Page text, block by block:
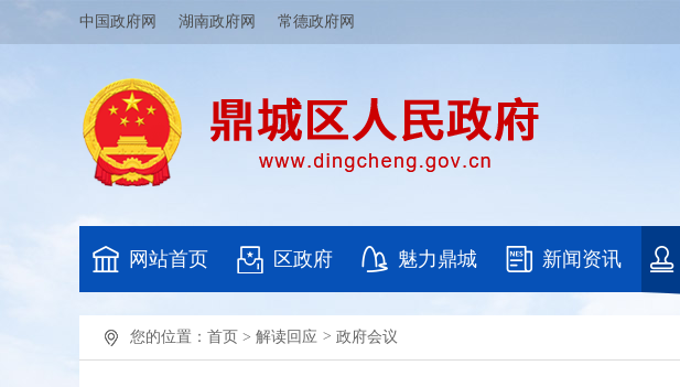
中国政府网 湖南政府网 常德政府网
网站首页 区政府 魅力鼎城 新闻资讯
您的位置： 首页 > 解读回应 > 政府会议